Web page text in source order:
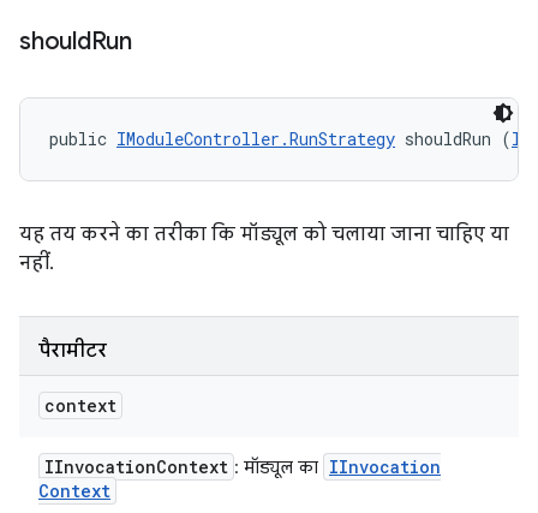
shouldRun
public IModuleController.RunStrategy shouldRun (
यह तय करने का तरीका कि मॉड्यूल को चलाया जाना चाहिए या
नहीं.
पैरामीटर
context
IInvocationContext : मॉड्यूल का IInvocation
Context